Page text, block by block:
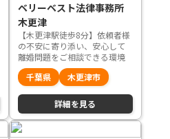
ベリーベスト法律事務所
木更津
【木更津駅徒歩8分】依頼者様
の不安に寄り添い、安心して
離婚問題をご相談できる環境
を整えています
千葉県 木更津市
詳細を見る